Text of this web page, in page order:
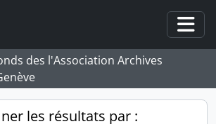
des l'Association Archives
les résultats par :